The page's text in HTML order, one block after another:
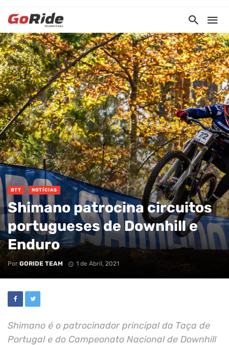
BTT NOTÍCIAS
Shimano patrocina circuitos
portugueses de Downhill e
Enduro
Por GORIDE TEAM 1 de Abril, 2021
Shimano é o patrocinador principal da Taça de
Portugal e do Campeonato Nacional de Downhill